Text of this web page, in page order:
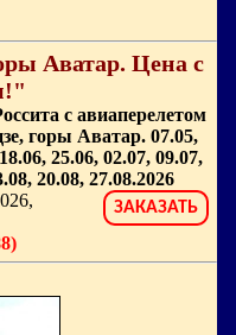
Аватар. Цена с
с авиаперелетом
горы Аватар. 07.05,
25.06, 02.07, 09.07,
20.08, 27.08.2026
ЗАКАЗАТЬ